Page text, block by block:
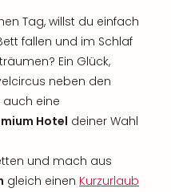
Tag, willst du einfach
fallen und im Schlaf
Ein Glück,
neben den
eine
Hotel deiner Wahl
und mach aus
gleich einen Kurzurlaub